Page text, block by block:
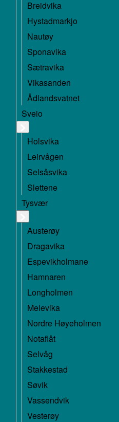
Breidvika
Hystadmarkjo
Nautøy
Sponavika
Sætravika
Vikasanden
Ådlandsvatnet
Sveio
Holsvika
Leirvågen
Selsåsvika
Slettene
Tysvær
Austerøy
Dragavika
Espevikholmane
Hamnaren
Longholmen
Melevika
Nordre Høyeholmen
Notaflåt
Selvåg
Stakkestad
Søvik
Vassendvik
Vesterøy